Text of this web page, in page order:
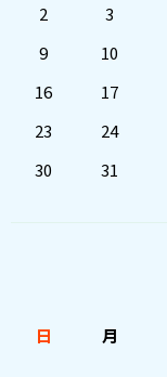
2
3
9
10
16
17
23
24
30
31
日 月